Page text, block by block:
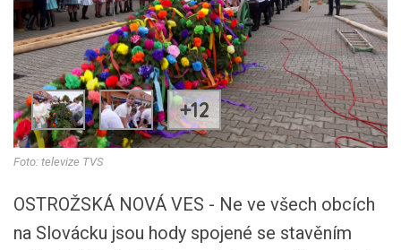
+12
Foto: televize TVS
OSTROŽSKÁ NOVÁ VES - Ne ve všech obcích
na Slovácku jsou hody spojené se stavěním